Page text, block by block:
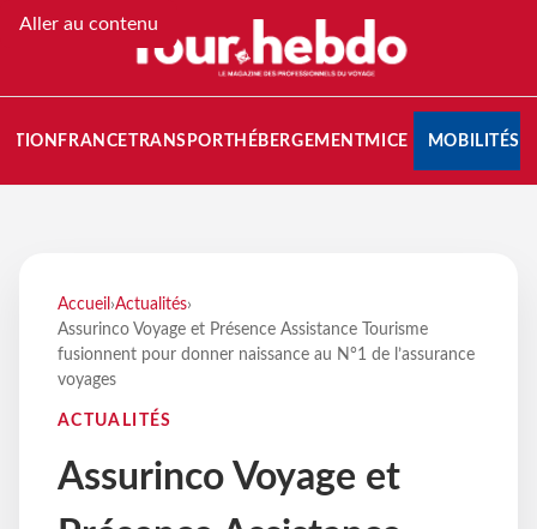
Aller au contenu
FRANCETRANSPORT HÉBERGEMENTMICE MOBILITÉS
Accueil ›Actualités›
Assurinco Voyage et Présence Assistance Tourisme
fusionnent pour donner naissance au N°1 de l’assurance
voyages
ACTUALITÉS
Assurinco Voyage et